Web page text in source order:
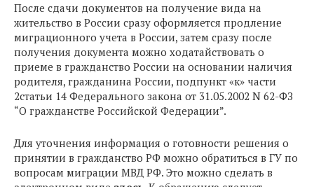
После сдачи документов на получение вида на
жительство в России сразу оформляется продление
миграционного учета в России, затем сразу после
получения документа можно ходатайствовать о
приеме в гражданство России на основании наличия
родителя, гражданина России, подпункт «к» части
2статьи 14 Федерального закона от 31.05.2002 N 62-ФЗ
“О гражданстве Российской Федерации”.
Для уточнения информация о готовности решения о
принятии в гражданство РФ можно обратиться в ГУ по
вопросам миграции МВД РФ. Это можно сделать в